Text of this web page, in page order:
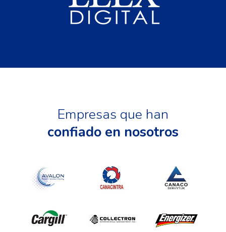
Empresas que han
confiado en nosotros